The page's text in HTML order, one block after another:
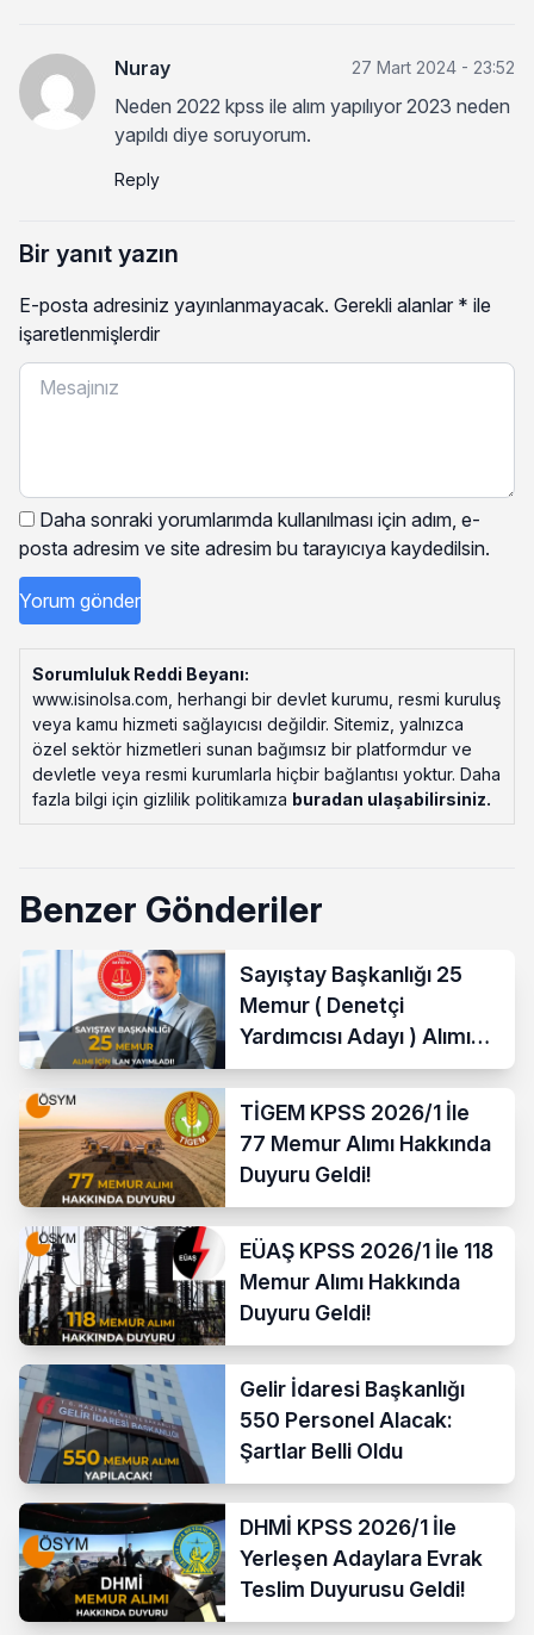
Nuray 27 Mart 2024 - 23:52
Neden 2022 kpss ile alım yapılıyor 2023 neden
yapıldı diye soruyorum.
Reply
Bir yanıt yazın
E-posta adresiniz yayınlanmayacak. Gerekli alanlar * ile
işaretlenmişlerdir
Daha sonraki yorumlarımda kullanılması için adım, e-
posta adresim ve site adresim bu tarayıcıya kaydedilsin.
Sorumluluk Reddi Beyanı:
www.isinolsa.com, herhangi bir devlet kurumu, resmi kuruluş
veya kamu hizmeti sağlayıcısı değildir. Sitemiz, yalnızca
özel sektör hizmetleri sunan bağımsız bir platformdur ve
devletle veya resmi kurumlarla hiçbir bağlantısı yoktur. Daha
fazla bilgi için gizlilik politikamıza buradan ulaşabilirsiniz.
Benzer Gönderiler
Sayıştay Başkanlığı 25
Memur ( Denetçi
Yardımcısı Adayı ) Alımı
Yapacak
TİGEM KPSS 2026/1 İle
77 Memur Alımı Hakkında
Duyuru Geldi!
EÜAŞ KPSS 2026/1 İle 118
Memur Alımı Hakkında
Duyuru Geldi!
Gelir İdaresi Başkanlığı
550 Personel Alacak:
Şartlar Belli Oldu
DHMİ KPSS 2026/1 İle
Yerleşen Adaylara Evrak
Teslim Duyurusu Geldi!